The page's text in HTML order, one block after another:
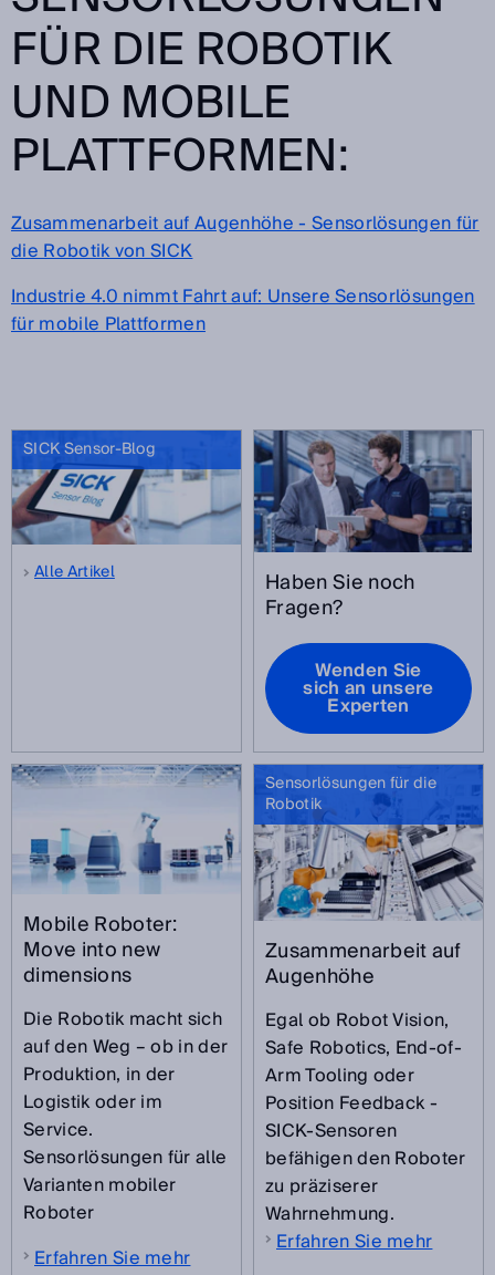
FÜR DIE ROBOTIK
UND MOBILE
PLATTFORMEN:
Zusammenarbeit auf Augenhöhe - Sensorlösungen für
die Robotik von SICK
Industrie 4.0 nimmt Fahrt auf: Unsere Sensorlösungen
für mobile Plattformen
SICK Sensor-Blog
Alle Artikel Haben Sie noch
Fragen?
Wenden Sie
sich an unsere
Experten
Mobile Roboter:
Move into new
dimensions
Die Robotik macht sich
auf den Weg – ob in der
Produktion, in der
Logistik oder im
Service.
Sensorlösungen für alle
Varianten mobiler
Roboter
Erfahren Sie mehr
Sensorlösungen für die
Robotik
Zusammenarbeit auf
Augenhöhe
Egal ob Robot Vision,
Safe Robotics, End-of-
Arm Tooling oder
Position Feedback -
SICK-Sensoren
befähigen den Roboter
zu präziserer
Wahrnehmung.
Erfahren Sie mehr